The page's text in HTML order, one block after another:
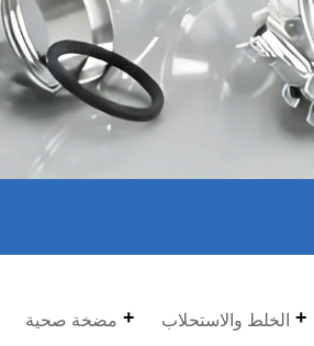
مضخة صحية الخلط والاستحلاب